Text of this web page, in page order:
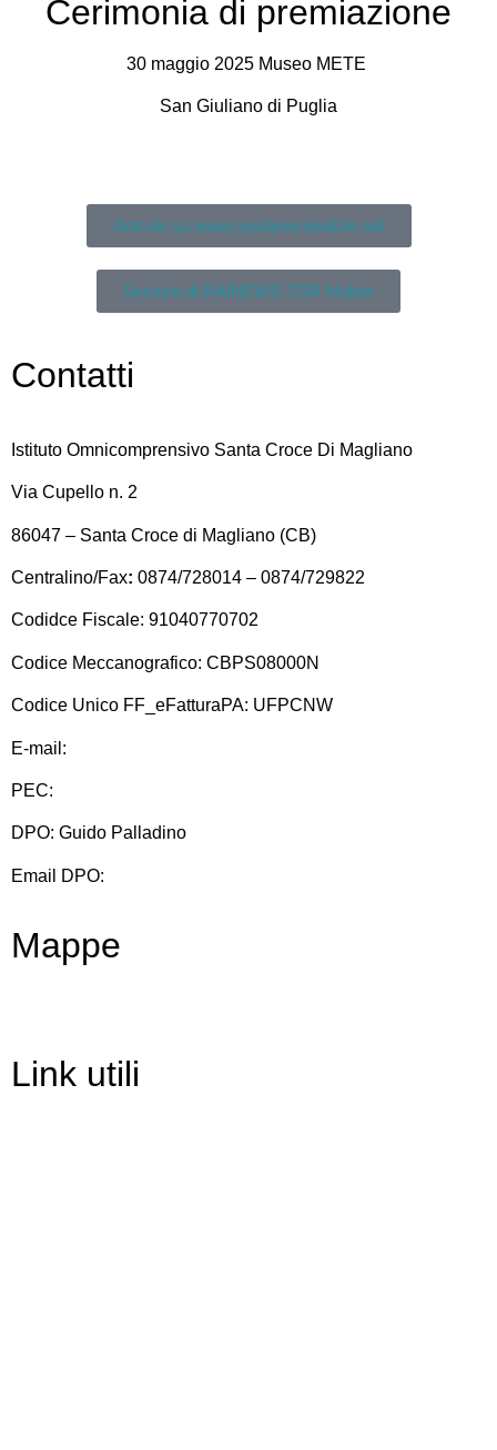
Cerimonia di premiazione
30 maggio 2025 Museo METE
San Giuliano di Puglia
Articolo su www.monteneronotizie.net
Servizio di RAINEWS-TGR Molise
Contatti
Istituto Omnicomprensivo Santa Croce Di Magliano
Via Cupello n. 2
86047 – Santa Croce di Magliano (CB)
Centralino/Fax: 0874/728014 – 0874/729822
Codidce Fiscale: 91040770702
Codice Meccanografico: CBPS08000N
Codice Unico FF_eFatturaPA: UFPCNW
E-mail:
PEC:
DPO: Guido Palladino
Email DPO:
Mappe
Link utili